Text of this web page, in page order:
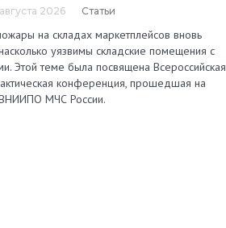
2026 Статьи
на складах маркетплейсов вновь
уязвимы складские помещения с
Этой теме была посвящена Всероссийская
конференция, прошедшая на
МЧС России.